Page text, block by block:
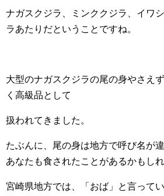
ナガスクジラ、ミンククジラ、イワ
ラあたりだということですね。
大型のナガスクジラの尾の身やさえ
く高級品として
扱われてきました。
たぶんに、尾の身は地方で呼び名が
あなたも食されたことがあるかもしれ
宮崎県地方では、「おば」と言って